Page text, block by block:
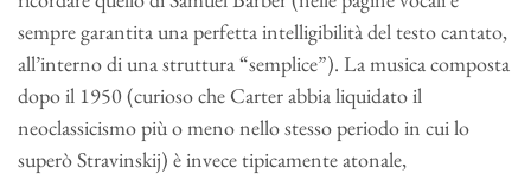
sempre garantita una perfetta intelligibilità del testo cantato,
all’interno di una struttura “semplice”). La musica composta
dopo il 1950 (curioso che Carter abbia liquidato il
neoclassicismo più o meno nello stesso periodo in cui lo
superò Stravinskij) è invece tipicamente atonale,